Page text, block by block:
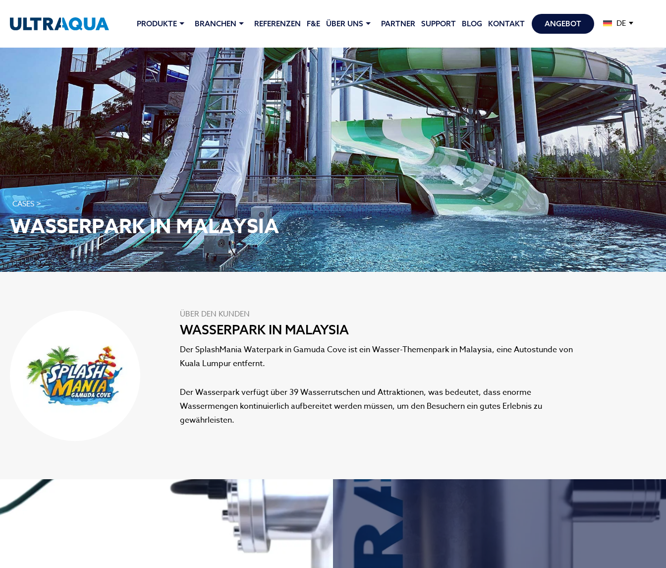
PRODUKTE BRANCHEN REFERENZEN F&E ÜBER UNS PARTNER SUPPORT BLOG KONTAKT ANGEBOT DE
CASES >
WASSERPARK IN MALAYSIA
ÜBER DEN KUNDEN
WASSERPARK IN MALAYSIA
Der SplashMania Waterpark in Gamuda Cove ist ein Wasser-Themenpark in Malaysia, eine Autostunde von
Kuala Lumpur entfernt.
Der Wasserpark verfügt über 39 Wasserrutschen und Attraktionen, was bedeutet, dass enorme
Wassermengen kontinuierlich aufbereitet werden müssen, um den Besuchern ein gutes Erlebnis zu
gewährleisten.